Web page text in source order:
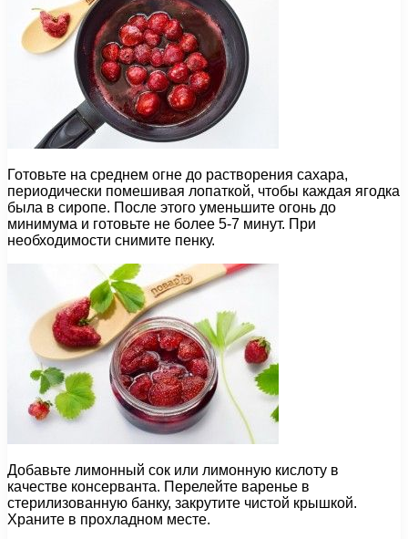
Готовьте на среднем огне до растворения сахара,
периодически помешивая лопаткой, чтобы каждая ягодка
была в сиропе. После этого уменьшите огонь до
минимума и готовьте не более 5-7 минут. При
необходимости снимите пенку.
Добавьте лимонный сок или лимонную кислоту в
качестве консерванта. Перелейте варенье в
стерилизованную банку, закрутите чистой крышкой.
Храните в прохладном месте.